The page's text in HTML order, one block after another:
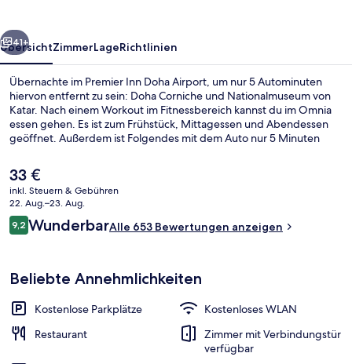
Weiter
41+
ÜbersichtZimmerLageRichtlinien
Übernachte im Premier Inn Doha Airport, um nur 5 Autominuten
hiervon entfernt zu sein: Doha Corniche und Nationalmuseum von
Katar. Nach einem Workout im Fitnessbereich kannst du im Omnia
essen gehen. Es ist zum Frühstück, Mittagessen und Abendessen
geöffnet. Außerdem ist Folgendes mit dem Auto nur 5 Minuten
Kunst. Andere Reisende lieben das hilfsbereite Personal. Die
öffentlichen Verkehrsmittel sind ganz in der Nähe: Zur U-Bahn
(National Museum U-Bahn-Station) sind es nur 8 Gehminuten.
Der
aktuelle
Preis
beträgt
33 €.
33 €
inkl. Steuern & Gebühren
22. Aug.–23. Aug.
Bewertungen
9,29,2 von 10.
WunderbarAlle 653 Bewertungen anzeigen
Beliebte Annehmlichkeiten
Kostenlose Parkplätze
Kostenloses WLAN
Restaurant
Zimmer mit Verbindungstür
verfügbar